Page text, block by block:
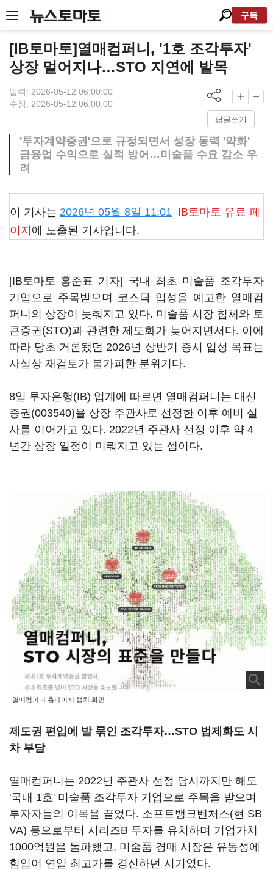
구독
[IB토마토]열매컴퍼니, '1호 조각투자'
상장 멀어지나…STO 지연에 발목
입력: 2026-05-12 06:00:00
수정: 2026-05-12 06:00:00
답글쓰기
'투자계약증권'으로 규정되면서 성장 동력 '약화'
금융업 수익으로 실적 방어…미술품 수요 감소 우
려
이 기사는 2026년 05월 8일 11:01 IB토마토 유료 페
이지 에 노출된 기사입니다.
[IB토마토 홍준표 기자] 국내 최초 미술품 조각투자
기업으로 주목받으며 코스닥 입성을 예고한 열매컴
퍼니의 상장이 늦춰지고 있다. 미술품 시장 침체와 토
큰증권(STO)과 관련한 제도화가 늦어지면서다. 이에
따라 당초 거론됐던 2026년 상반기 증시 입성 목표는
사실상 재검토가 불가피한 분위기다.
8일 투자은행(IB) 업계에 따르면 열매컴퍼니는 대신
증권(003540)을 상장 주관사로 선정한 이후 예비 실
사를 이어가고 있다. 2022년 주관사 선정 이후 약 4
년간 상장 일정이 미뤄지고 있는 셈이다.
열매컴퍼니 홈페이지 캡처 화면
제도권 편입에 발 묶인 조각투자…STO 법제화도 시
차 부담
열매컴퍼니는 2022년 주관사 선정 당시까지만 해도
'국내 1호' 미술품 조각투자 기업으로 주목을 받으며
투자자들의 이목을 끌었다. 소프트뱅크벤처스(현 SB
VA) 등으로부터 시리즈B 투자를 유치하며 기업가치
1000억원을 돌파했고, 미술품 경매 시장은 유동성에
힘입어 연일 최고가를 경신하던 시기였다.